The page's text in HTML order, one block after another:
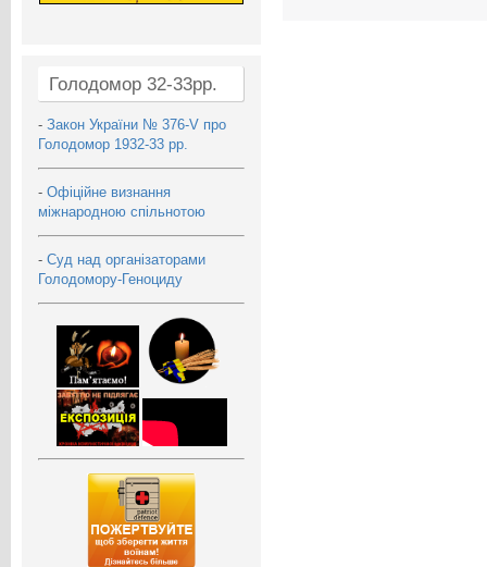
Голодомор 32-33рр.
- Закон України № 376-V про
Голодомор 1932-33 рр.
- Офіційне визнання
міжнародною спільнотою
- Суд над організаторами
Голодомору-Геноциду